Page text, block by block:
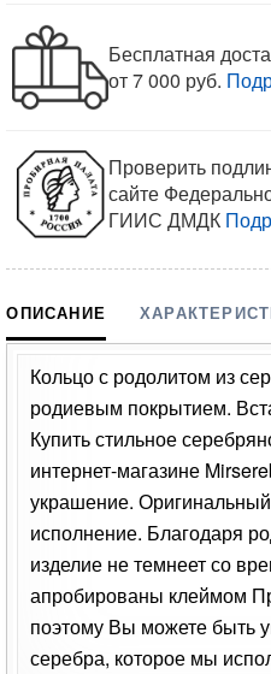
Бесплатная
от 7 000 руб.
Проверить
сайте
ГИИС ДМДК
ОПИСАНИЕ
Кольцо с родолитом из
родиевым покрытием.
Купить стильное
интернет-магазине
украшение.
исполнение. Благодаря
изделие не темнеет со
апробированы клеймом
поэтому Вы можете быть
серебра, которое мы